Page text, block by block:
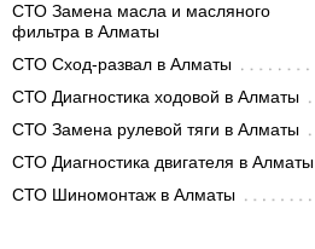
СТО Замена масла и масляного
фильтра в Алматы
СТО Сход-развал в Алматы
СТО Диагностика ходовой в Алматы
СТО Замена рулевой тяги в Алматы
СТО Диагностика двигателя в Алматы
СТО Шиномонтаж в Алматы